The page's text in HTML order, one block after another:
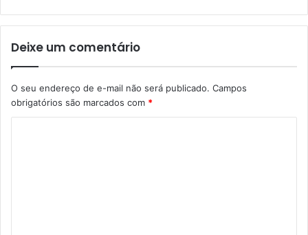
Deixe um comentário
O seu endereço de e-mail não será publicado. Campos
obrigatórios são marcados com *